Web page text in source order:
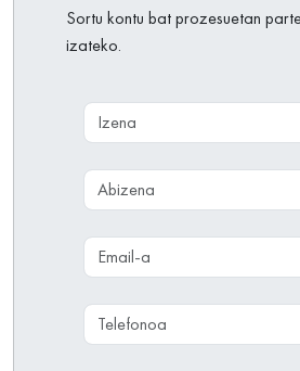
Sortu kontu bat prozesuetan
izateko.
Izena
Abizena
Email-a
Telefonoa